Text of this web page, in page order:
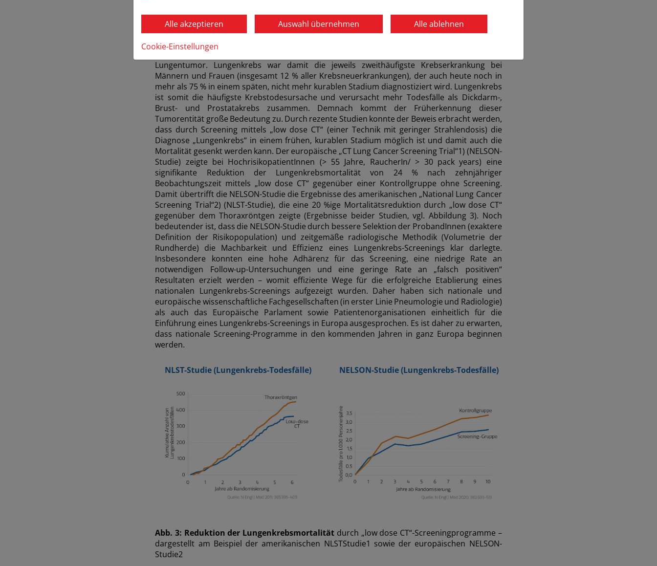
2018 erkrankten lt. Statistik Austria 2.925 Männer und 2.060 Frauen an einem bösartigen
Lungentumor. Lungenkrebs war damit die jeweils zweithäufigste Krebserkrankung bei
Männern und Frauen (insgesamt 12 % aller Krebsneuerkrankungen), der auch heute noch in
mehr als 75 % in einem späten, nicht mehr kurablen Stadium diagnostiziert wird. Lungenkrebs
ist somit die häufigste Krebstodesursache und verursacht mehr Todesfälle als Dickdarm-,
Brust- und Prostatakrebs zusammen. Demnach kommt der Früherkennung dieser
Tumorentität große Bedeutung zu. Durch rezente Studien konnte der Beweis erbracht werden,
dass durch Screening mittels „low dose CT“ (einer Technik mit geringer Strahlendosis) die
Diagnose „Lungenkrebs“ in einem frühen, kurablen Stadium möglich ist und damit auch die
Mortalität gesenkt werden kann. Der europäische „CT Lung Cancer Screening Trial“1) (NELSON-
Studie) zeigte bei HochrisikopatientInnen (> 55 Jahre, RaucherIn/ > 30 pack years) eine
signifikante Reduktion der Lungenkrebsmortalität von 24 % nach zehnjähriger
Beobachtungszeit mittels „low dose CT“ gegenüber einer Kontrollgruppe ohne Screening.
Damit übertrifft die NELSON-Studie die Ergebnisse des amerikanischen „National Lung Cancer
Screening Trial“2) (NLST-Studie), die eine 20 %ige Mortalitätsreduktion durch „low dose CT“
gegenüber dem Thoraxröntgen zeigte (Ergebnisse beider Studien, vgl. Abbildung 3). Noch
bedeutender ist, dass die NELSON-Studie durch bessere Selektion der ProbandInnen (exaktere
Definition der Risikopopulation) und zeitgemäße radiologische Methodik (Volumetrie der
Rundherde) die Machbarkeit und Effizienz eines Lungenkrebs-Screenings klar darlegte.
Insbesondere konnten eine hohe Adhärenz für das Screening, eine niedrige Rate an
notwendigen Follow-up-Untersuchungen und eine geringe Rate an „falsch positiven“
Resultaten erzielt werden – womit effiziente Wege für die erfolgreiche Etablierung eines
nationalen Lungenkrebs-Screenings aufgezeigt wurden. Daher haben sich nationale und
europäische wissenschaftliche Fachgesellschaften (in erster Linie Pneumologie und Radiologie)
als auch das Europäische Parlament sowie Patientenorganisationen einheitlich für die
Einführung eines Lungenkrebs-Screenings in Europa ausgesprochen. Es ist daher zu erwarten,
dass nationale Screening-Programme in den kommenden Jahren in ganz Europa beginnen
werden.
NLST-Studie (Lungenkrebs-Todesfälle) NELSON-Studie (Lungenkrebs-Todesfälle)
Abb. 3: Reduktion der Lungenkrebsmortalität durch „low dose CT“-Screeningprogramme –
dargestellt am Beispiel der amerikanischen NLSTStudie1 sowie der europäischen NELSON-
Studie2
Alle akzeptieren Auswahl übernehmen Alle ablehnen
Cookie-Einstellungen